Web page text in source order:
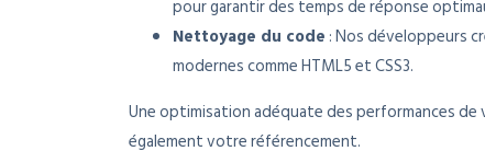
pour garantir des temps de réponse
Nettoyage du code : Nos développeurs
modernes comme HTML5 et CSS3.
Une optimisation adéquate des performances
également votre référencement.